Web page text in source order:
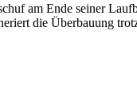
am Ende seiner
die Überbauung